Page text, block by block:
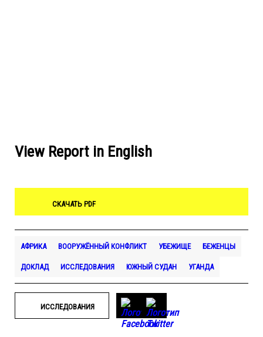
View Report in English
СКАЧАТЬ PDF
АФРИКА ВООРУЖЁННЫЙ КОНФЛИКТ УБЕЖИЩЕ БЕЖЕНЦЫ
ДОКЛАД ИССЛЕДОВАНИЯ ЮЖНЫЙ СУДАН УГАНДА
ИССЛЕДОВАНИЯ